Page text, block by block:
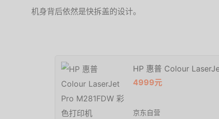
机身背后依然是快拆盖的设计。
HP 惠普 Colour
4999元
京东自营